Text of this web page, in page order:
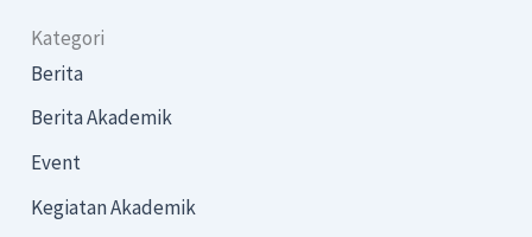
Kategori
Berita
Berita Akademik
Event
Kegiatan Akademik